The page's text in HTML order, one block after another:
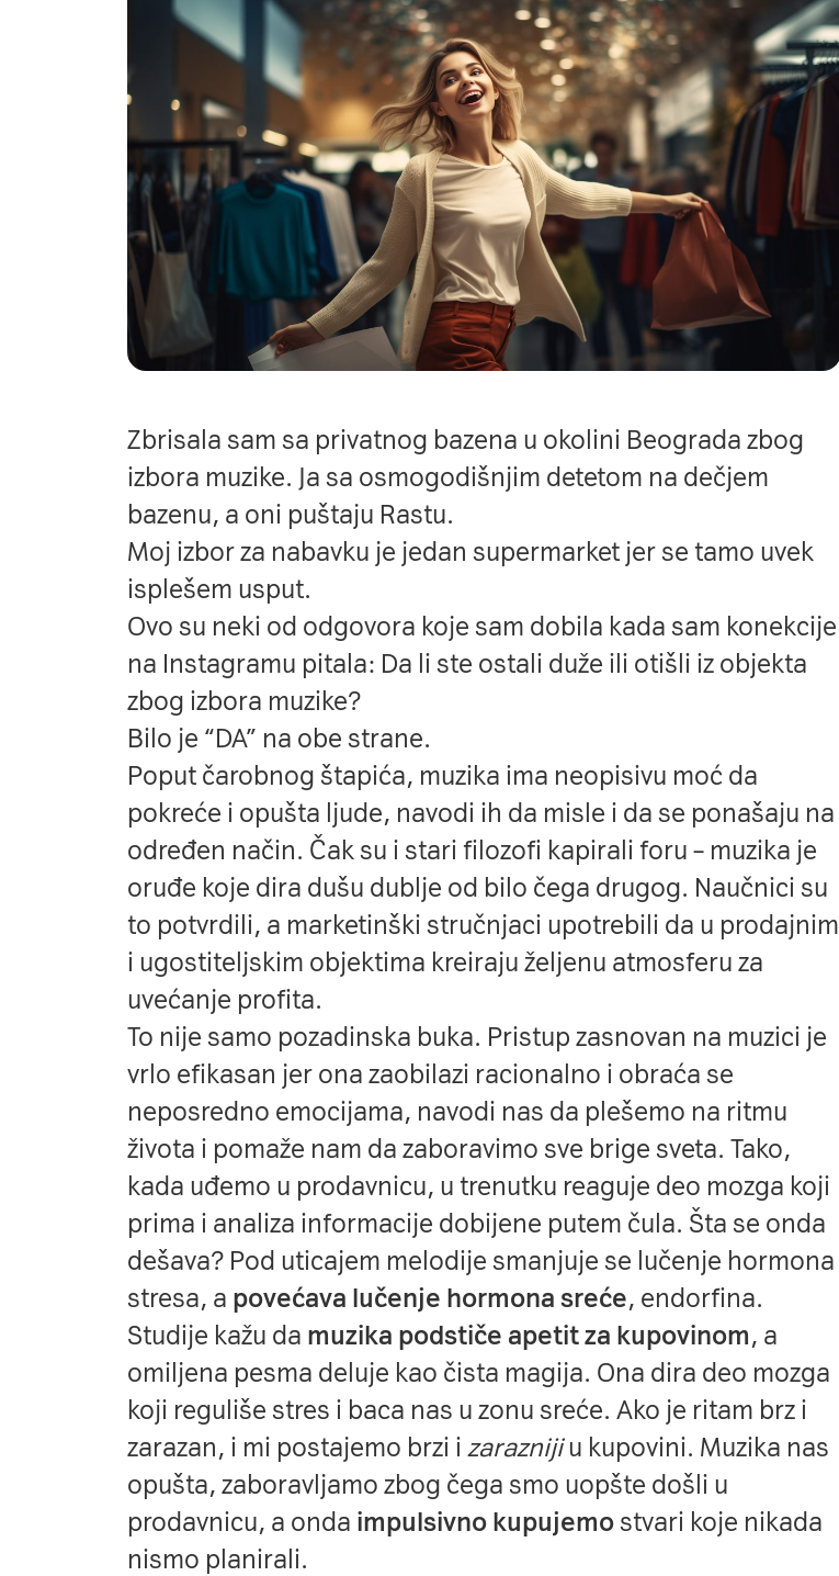
Zbrisala sam sa privatnog bazena u okolini Beograda zbog
izbora muzike. Ja sa osmogodišnjim detetom na dečjem
bazenu, a oni puštaju Rastu.
Moj izbor za nabavku je jedan supermarket jer se tamo uvek
isplešem usput.
Ovo su neki od odgovora koje sam dobila kada sam konekcije
na Instagramu pitala: Da li ste ostali duže ili otišli iz objekta
zbog izbora muzike?
Bilo je “DA” na obe strane.
Poput čarobnog štapića, muzika ima neopisivu moć da
pokreće i opušta ljude, navodi ih da misle i da se ponašaju na
određen način. Čak su i stari filozofi kapirali foru – muzika je
oruđe koje dira dušu dublje od bilo čega drugog. Naučnici su
to potvrdili, a marketinški stručnjaci upotrebili da u prodajnim
i ugostiteljskim objektima kreiraju željenu atmosferu za
uvećanje profita.
To nije samo pozadinska buka. Pristup zasnovan na muzici je
vrlo efikasan jer ona zaobilazi racionalno i obraća se
neposredno emocijama, navodi nas da plešemo na ritmu
života i pomaže nam da zaboravimo sve brige sveta. Tako,
kada uđemo u prodavnicu, u trenutku reaguje deo mozga koji
prima i analiza informacije dobijene putem čula. Šta se onda
dešava? Pod uticajem melodije smanjuje se lučenje hormona
stresa, a povećava lučenje hormona sreće, endorfina.
Studije kažu da muzika podstiče apetit za kupovinom, a
omiljena pesma deluje kao čista magija. Ona dira deo mozga
koji reguliše stres i baca nas u zonu sreće. Ako je ritam brz i
zarazan, i mi postajemo brzi i zaraznijiu kupovini. Muzika nas
opušta, zaboravljamo zbog čega smo uopšte došli u
prodavnicu, a onda impulsivno kupujemostvari koje nikada
nismo planirali.